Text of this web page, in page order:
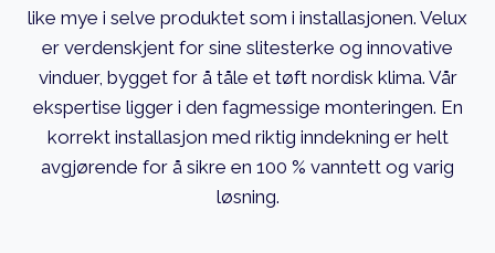
like mye i selve produktet som i installasjonen. Velux
er verdenskjent for sine slitesterke og innovative
vinduer, bygget for å tåle et tøft nordisk klima. Vår
ekspertise ligger i den fagmessige monteringen. En
korrekt installasjon med riktig inndekning er helt
avgjørende for å sikre en 100 % vanntett og varig
løsning.